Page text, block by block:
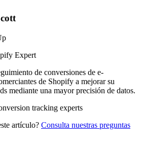
Expert
de conversiones de e-
de Shopify a mejorar su
mediante una mayor precisión de datos.
tracking experts
artículo? Consulta nuestras preguntas